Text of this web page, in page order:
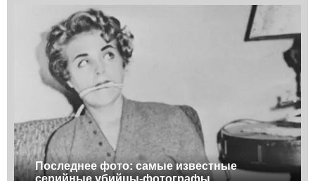
Последнее фото: самые известные
серийные убийцы-фотографы